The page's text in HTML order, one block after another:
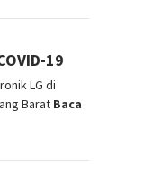
19
LG di
Barat Baca